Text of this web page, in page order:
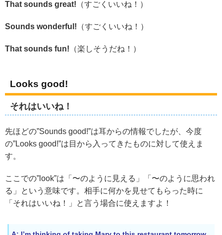
That sounds great! （すごくいいね！）
Sounds wonderful! （すごくいいね！）
That sounds fun! （楽しそうだね！）
Looks good!
それはいいね！
先ほどの”Sounds good!”は耳からの情報でしたが、今度
の”Looks good!”は目から入ってきたものに対して使えま
す。
ここでの”look”は「〜のように見える」「〜のように思われ
る」という意味です。相手に何かを見せてもらった時に
「それはいいね！」と言う場合に使えますよ！